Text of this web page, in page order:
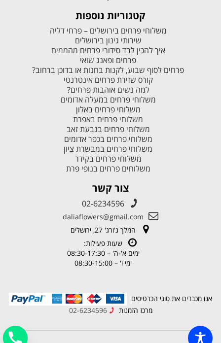
קטגוריות נוספות
משלוחי פרחים בירושלים – פרחי דליה
שירותי גינון בירושלים
איך להכין לבד סידורי פרחים מהממים
פרחים ופאנג שואי
פרחים לסוף שבוע, לקנות בחנות או בדוכן ברחוב?
קורס שזירת פרחים אינטרנטי
למה נשים אוהבות פרחים?
משלוחי פרחים במעלה אדומים
משלוחי פרחים באלון
משלוחי פרחים באפרת
משלוחי פרחים בגבעת זאב
משלוחי פרחים בכפר אדומים
משלוחי פרחים במבשרת ציון
משלוחי פרחים בקידר
משלוחים פרחים בנופי פרת
צור קשר
02-6234596
daliaflowers@gmail.com
המלך ג'ורג' 27, ירושלים
שעות פעילות:
ימים א'-ה' – 08:30-17:30
ימי ו' – 08:30-15:00
אנו מכבדים את סוגי הכרטיסים
מרכז הזמנות
02-6234596